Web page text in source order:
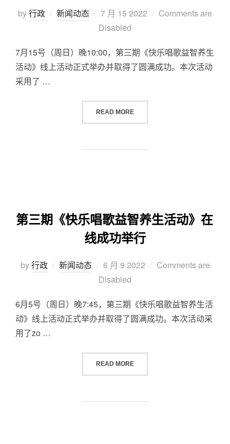
by行政 新闻动态 7 月 15 2022
Comments are
Disabled
7月15号（周日）晚10:00，第三期《快乐唱歌益智养生
活动》线上活动正式举办并取得了圆满成功。本次活动
采用了 …
READ MORE
第三期《快乐唱歌益智养生活动》在
线成功举行
by行政 新闻动态 6 月 9 2022
Comments are
Disabled
6月5号（周日）晚7:45，第三期《快乐唱歌益智养生活
动》线上活动正式举办并取得了圆满成功。本次活动采
用了zo …
READ MORE